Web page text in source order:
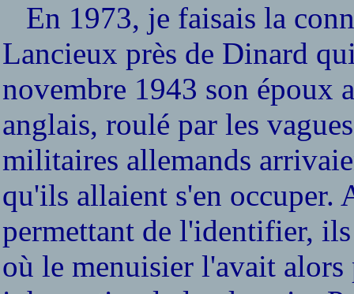
En 1973, je faisais la
Lancieux près de Dinard
novembre 1943 son époux
anglais, roulé par les
militaires allemands
qu'ils allaient s'en occuper.
permettant de l'identifier,
où le menuisier l'avait alors